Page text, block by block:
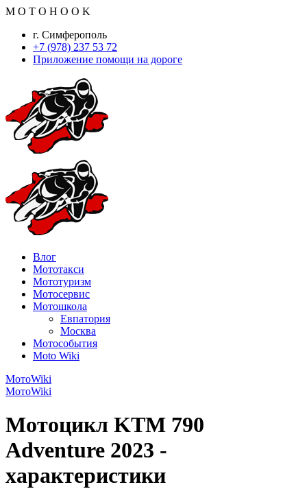
M O T O H O O K
г. Симферополь
+7 (978) 237 53 72
Приложение помощи на дороге
Влог
Мототакси
Мототуризм
Мотосервис
Мотошкола
Евпатория
Москва
Мотособытия
Moto Wiki
МотоWiki
МотоWiki
Мотоцикл KTM 790
Adventure 2023 -
характеристики